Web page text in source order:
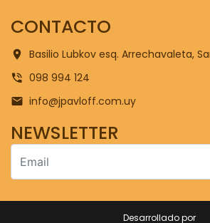
CONTACTO
Basilio Lubkov esq. Arrechavaleta,
098 994 124
info@jpavloff.com.uy
NEWSLETTER
Desarrollado por